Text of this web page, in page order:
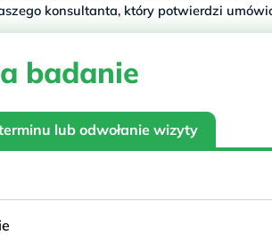
konsultanta, który potwierdzi
badanie
lub odwołanie wizyty